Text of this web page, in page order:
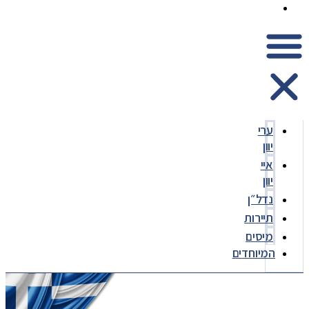
ערי
יוון
איי
יוון
נדל״ן
תיירות
מיסים
המיוחדים